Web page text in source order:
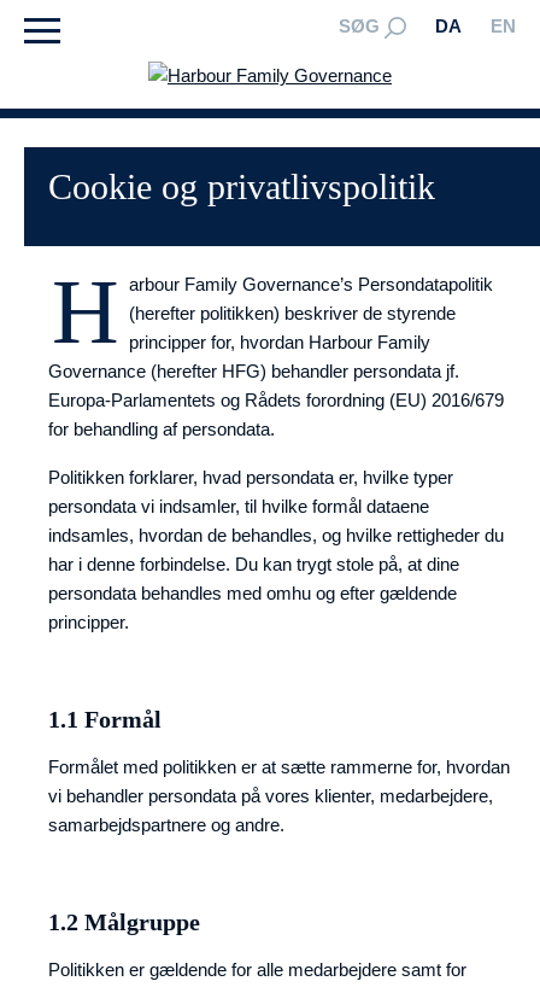
SØG DA EN
Cookie og privatlivspolitik
H arbour Family Governance’s Persondatapolitik
(herefter politikken) beskriver de styrende
principper for, hvordan Harbour Family
Governance (herefter HFG) behandler persondata jf.
Europa-Parlamentets og Rådets forordning (EU) 2016/679
for behandling af persondata.
Politikken forklarer, hvad persondata er, hvilke typer
persondata vi indsamler, til hvilke formål dataene
indsamles, hvordan de behandles, og hvilke rettigheder du
har i denne forbindelse. Du kan trygt stole på, at dine
persondata behandles med omhu og efter gældende
principper.
1.1 Formål
Formålet med politikken er at sætte rammerne for, hvordan
vi behandler persondata på vores klienter, medarbejdere,
samarbejdspartnere og andre.
1.2 Målgruppe
Politikken er gældende for alle medarbejdere samt for